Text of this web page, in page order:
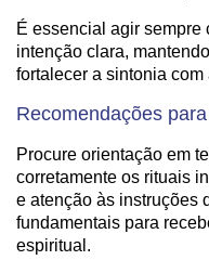
É essencial agir
intenção clara,
fortalecer a sintonia com
Recomendações
Procure orientação em
corretamente os rituais
e atenção às instruções
fundamentais para
espiritual.